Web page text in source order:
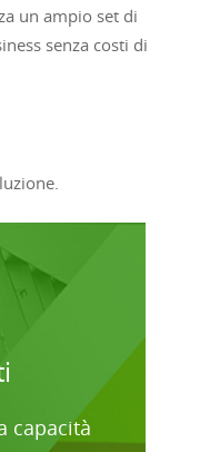
un ampio set di
senza costi di
capacità